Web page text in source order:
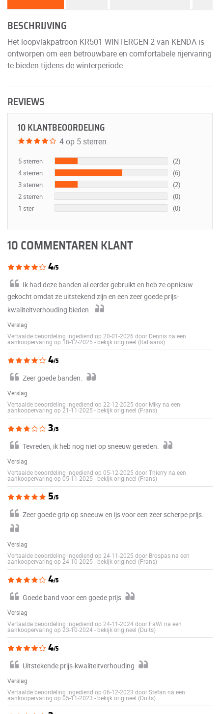
BESCHRIJVING
Het loopvlakpatroon KR501 WINTERGEN 2 van KENDA is
ontworpen om een betrouwbare en comfortabele rijervaring
te bieden tijdens de winterperiode.
REVIEWS
10 KLANTBEOORDELING
4 op 5 sterren
5 sterren
(2)
4 sterren
(6)
3 sterren
(2)
2 sterren
(0)
1 ster
(0)
10 COMMENTAREN KLANT
4/5
Ik had deze banden al eerder gebruikt en heb ze opnieuw
gekocht omdat ze uitstekend zijn en een zeer goede prijs-
kwaliteitverhouding bieden.
Verslag
Vertaalde beoordeling ingediend op 20-01-2026 door Dennis na een
aankoopervaring op 18-12-2025 - bekijk origineel (Italiaans)
4/5
Zeer goede banden.
Verslag
Vertaalde beoordeling ingediend op 22-12-2025 door Miky na een
aankoopervaring op 21-11-2025 - bekijk origineel (Frans)
3/5
Tevreden, ik heb nog niet op sneeuw gereden.
Verslag
Vertaalde beoordeling ingediend op 05-12-2025 door Thierry na een
aankoopervaring op 05-11-2025 - bekijk origineel (Frans)
5/5
Zeer goede grip op sneeuw en ijs voor een zeer scherpe prijs.
Verslag
Vertaalde beoordeling ingediend op 24-11-2025 door Brospas na een
aankoopervaring op 24-10-2025 - bekijk origineel (Frans)
4/5
Goede band voor een goede prijs
Verslag
Vertaalde beoordeling ingediend op 24-11-2024 door FaWi na een
aankoopervaring op 23-10-2024- bekijk origineel (Duits)
4/5
Uitstekende prijs-kwaliteitverhouding
Verslag
Vertaalde beoordeling ingediend op 06-12-2023 door Stefan na een
aankoopervaring op 05-11-2023 - bekijk origineel (Duits)